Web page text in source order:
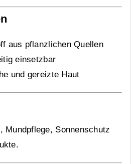
aus pflanzlichen Quellen
einsetzbar
und gereizte Haut
Mundpflege, Sonnenschutz